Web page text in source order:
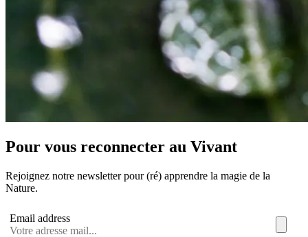
Pour vous reconnecter au Vivant
Rejoignez notre newsletter pour (ré) apprendre la magie de la
Nature.
Email address